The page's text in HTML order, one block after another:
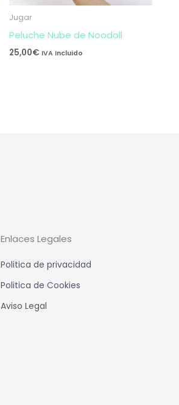
Jugar
Peluche Nube de Noodoll
25,00€ IVA Incluido
Enlaces Legales
Politica de privacidad
Politica de Cookies
Aviso Legal